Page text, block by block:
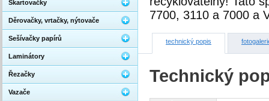
7700, 3110 a 7000 a
technický popis
Technický
Skartovačky
Děrovačky, vrtačky, nýtovače
Sešívačky papírů
Laminátory
Řezačky
Vazače